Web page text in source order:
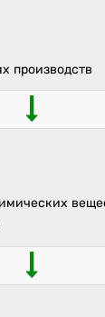
производств